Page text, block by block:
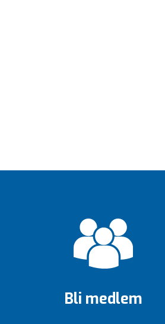
Bli medlem